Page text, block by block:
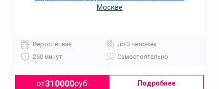
Москве
Вертолетная
до 3 человек
260 минут
Самостоятельно
от310000руб. Подробнее